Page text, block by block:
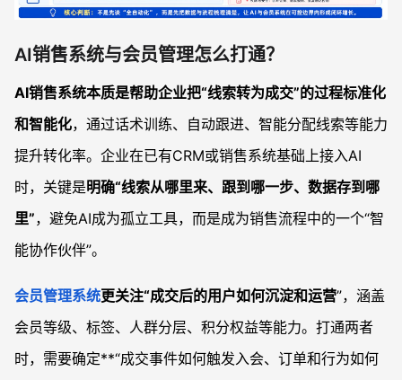
AI销售系统与会员管理怎么打通？
AI销售系统本质是帮助企业把“线索转为成交”的过程标准化
和智能化，通过话术训练、自动跟进、智能分配线索等能力
提升转化率。企业在已有CRM或销售系统基础上接入AI
时，关键是明确“线索从哪里来、跟到哪一步、数据存到哪
里”，避免AI成为孤立工具，而是成为销售流程中的一个“智
能协作伙伴”。
会员管理系统更关注“成交后的用户如何沉淀和运营”，涵盖
会员等级、标签、人群分层、积分权益等能力。打通两者
时，需要确定**“成交事件如何触发入会、订单和行为如何